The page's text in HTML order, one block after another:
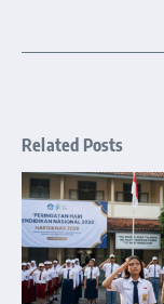
Related Posts